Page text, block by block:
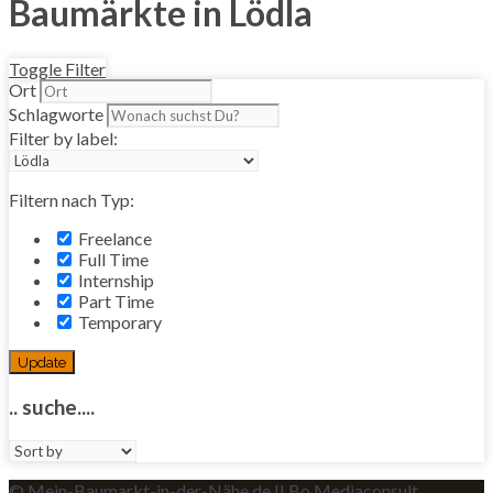
Baumärkte in Lödla
Toggle Filter
Ort
Schlagworte
Filter by label:
Filtern nach Typ:
Freelance
Full Time
Internship
Part Time
Temporary
Update
.. suche....
Sort